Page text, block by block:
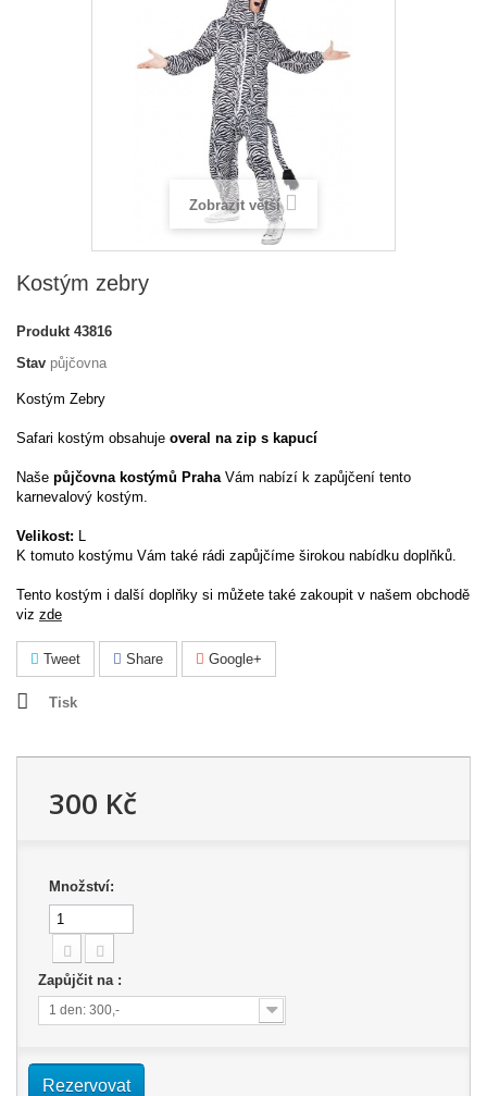
Zobrazit větší
Kostým zebry
Produkt 43816
Stav půjčovna
Kostým Zebry
Safari kostým obsahuje overal na zip s kapucí
Naše půjčovna kostýmů PrahaVám nabízí k zapůjčení tento
karnevalový kostým.
Velikost: L
K tomuto kostýmu Vám také rádi zapůjčíme širokou nabídku doplňků.
Tento kostým i další doplňky si můžete také zakoupit v našem obchodě
viz zde
Tweet Share Google+
Tisk
300 Kč
Množství:
Zapůjčit na :
1 den: 300,-
Rezervovat